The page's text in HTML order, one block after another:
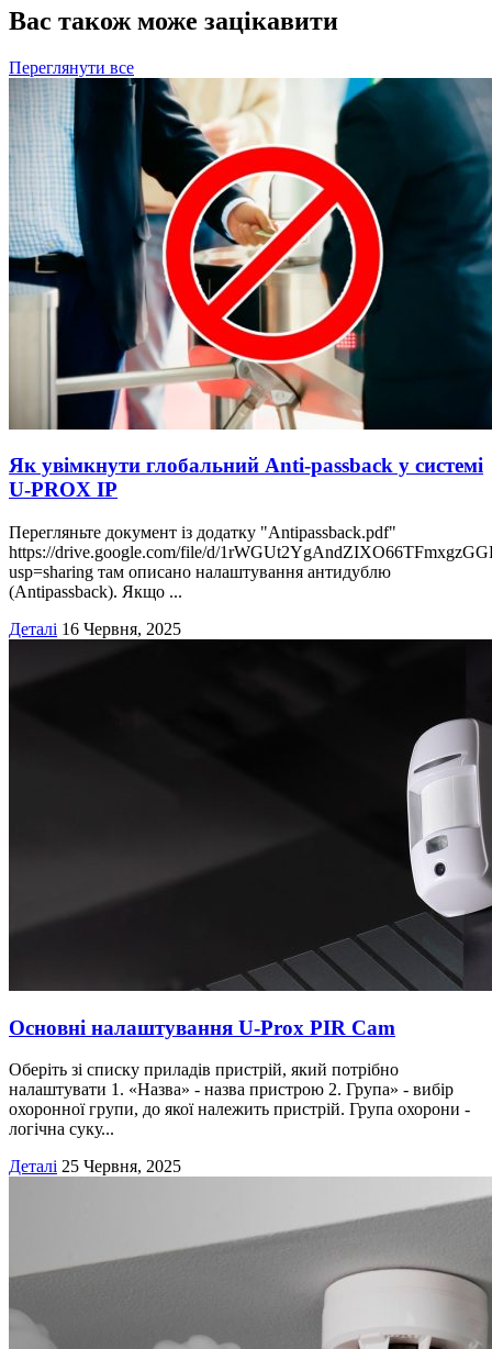
Вас також може зацікавити
Переглянути все
Як увімкнути глобальний Anti‑passback у системі
U‑PROX IP
Перегляньте документ із додатку "Antipassback.pdf"
https://drive.google.com/file/d/
usp=sharing там описано налаштування антидублю
(Antipassback). Якщо ...
Деталі 16 Червня, 2025
Основні налаштування U-Prox PIR Cam
Оберіть зі списку приладів пристрій, який потрібно
налаштувати 1. «Назва» - назва пристрою 2. Група» - вибір
охоронної групи, до якої належить пристрій. Група охорони -
логічна суку...
Деталі 25 Червня, 2025